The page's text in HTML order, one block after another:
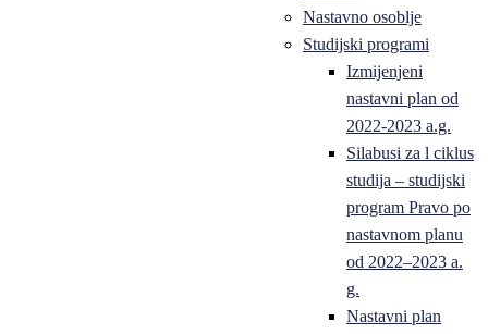
Nastavno osoblje
Studijski programi
Izmijenjeni
nastavni plan od
2022-2023 a.g.
Silabusi za l ciklus
studija – studijski
program Pravo po
nastavnom planu
od 2022–2023 a.
g.
Nastavni plan